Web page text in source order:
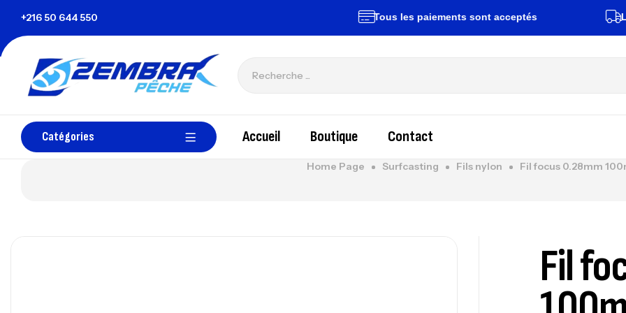
+216 50 644 550 Tous les paiements sont acceptés
Catégories Accueil Boutique Contact
Home Page Surfcasting Fils nylon Fil focus 0.28mm
Fil